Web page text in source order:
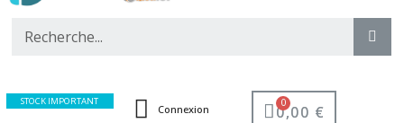
STOCK IMPORTANT
Connexion 0,00 €